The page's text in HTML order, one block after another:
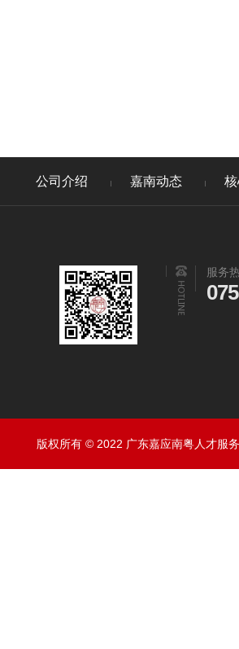
公司介绍 嘉南动态
服务
版权所有 © 2022 广东嘉应南粤人才服